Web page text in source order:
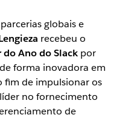
globais e
recebeu o
Ano do Slackpor
forma inovadora em
fim de impulsionar os
no fornecimento
de